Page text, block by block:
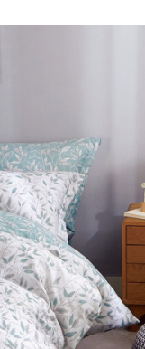
用戶狀況，依本公司即
，本公司將視審查結果
並採取法律行動。